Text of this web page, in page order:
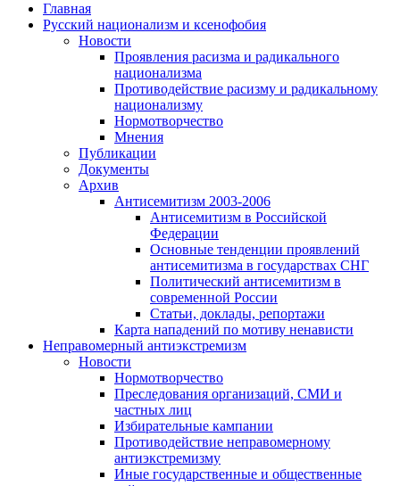
Главная
Русский национализм и ксенофобия
Новости
Проявления расизма и радикального
национализма
Противодействие расизму и радикальному
национализму
Нормотворчество
Мнения
Публикации
Документы
Архив
Антисемитизм 2003-2006
Антисемитизм в Российской
Федерации
Основные тенденции проявлений
антисемитизма в государствах СНГ
Политический антисемитизм в
современной России
Статьи, доклады, репортажи
Карта нападений по мотиву ненависти
Неправомерный антиэкстремизм
Новости
Нормотворчество
Преследования организаций, СМИ и
частных лиц
Избирательные кампании
Противодействие неправомерному
антиэкстремизму
Иные государственные и общественные